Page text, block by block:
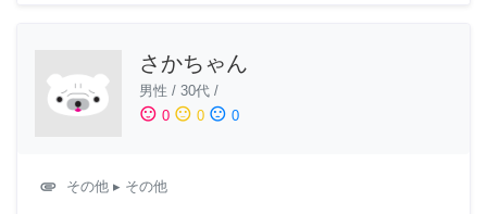
さかちゃん
男性 / 30代 /
sentiment_satisfied 0 sentiment_neutral 0 sentiment_dissatisfied 0
attachment その他 ▸ その他